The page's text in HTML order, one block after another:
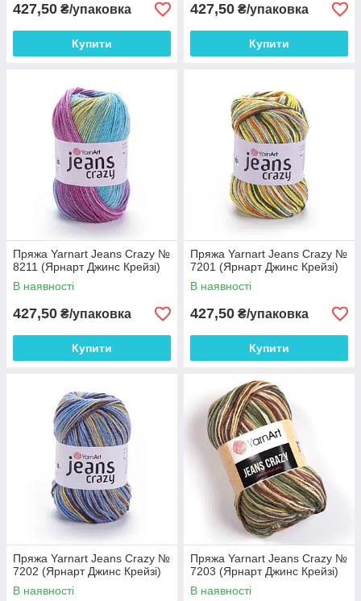
427,50 ₴/упаковка
Купити
427,50 ₴/упаковка
Купити
Пряжа Yarnart Jeans Crazy №
8211 (Ярнарт Джинс Крейзі)
В наявності
427,50 ₴/упаковка
Купити
Пряжа Yarnart Jeans Crazy №
7201 (Ярнарт Джинс Крейзі)
В наявності
427,50 ₴/упаковка
Купити
Пряжа Yarnart Jeans Crazy №
7202 (Ярнарт Джинс Крейзі)
В наявності
Пряжа Yarnart Jeans Crazy №
7203 (Ярнарт Джинс Крейзі)
В наявності